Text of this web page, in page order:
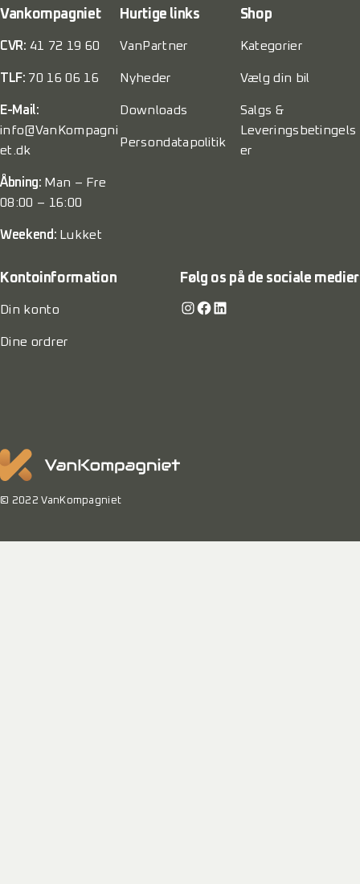
Vankompagniet
CVR: 41 72 19 60
TLF: 70 16 06 16
E-Mail:
info@VanKompagni
et.dk
Åbning: Man – Fre
08:00 – 16:00
Weekend: Lukket
Hurtige links
VanPartner
Nyheder
Downloads
Persondatapolitik
Shop
Kategorier
Vælg din bil
Salgs &
Leveringsbetingels
er
Kontoinformation
Din konto
Dine ordrer
Følg os på de sociale medier
Instagram Facebook LinkedIn
© 2022 VanKompagniet